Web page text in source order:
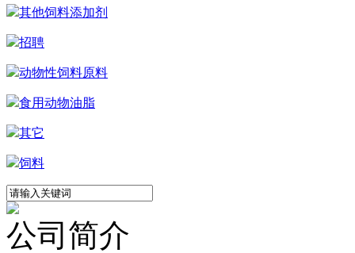
其他饲料添加剂
招聘
动物性饲料原料
食用动物油脂
其它
饲料
公司简介